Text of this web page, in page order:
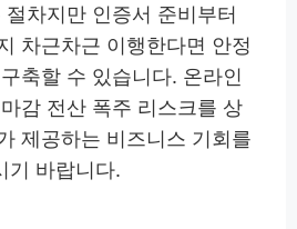
차지만 인증서 준비부터
차근차근 이행한다면 안정
축할 수 있습니다. 온라인
감 전산 폭주 리스크를 상
제공하는 비즈니스 기회를
기 바랍니다.